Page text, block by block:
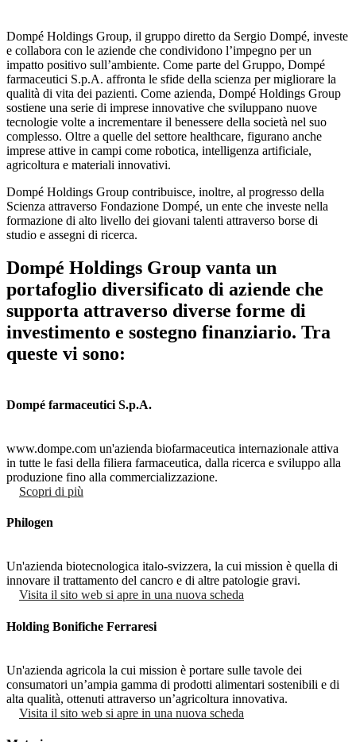
Dompé Holdings Group, il gruppo diretto da Sergio Dompé, investe
e collabora con le aziende che condividono l’impegno per un
impatto positivo sull’ambiente. Come parte del Gruppo, Dompé
farmaceutici S.p.A. affronta le sfide della scienza per migliorare la
qualità di vita dei pazienti. Come azienda, Dompé Holdings Group
sostiene una serie di imprese innovative che sviluppano nuove
tecnologie volte a incrementare il benessere della società nel suo
complesso. Oltre a quelle del settore healthcare, figurano anche
imprese attive in campi come robotica, intelligenza artificiale,
agricoltura e materiali innovativi.
Dompé Holdings Group contribuisce, inoltre, al progresso della
Scienza attraverso Fondazione Dompé, un ente che investe nella
formazione di alto livello dei giovani talenti attraverso borse di
studio e assegni di ricerca.
Dompé Holdings Group vanta un
portafoglio diversificato di aziende che
supporta attraverso diverse forme di
investimento e sostegno finanziario. Tra
queste vi sono:
Dompé farmaceutici S.p.A.
www.dompe.com un'azienda biofarmaceutica internazionale attiva
in tutte le fasi della filiera farmaceutica, dalla ricerca e sviluppo alla
produzione fino alla commercializzazione.
Scopri di più
Philogen
Un'azienda biotecnologica italo-svizzera, la cui mission è quella di
innovare il trattamento del cancro e di altre patologie gravi.
Visita il sito web si apre in una nuova scheda
Holding Bonifiche Ferraresi
Un'azienda agricola la cui mission è portare sulle tavole dei
consumatori un’ampia gamma di prodotti alimentari sostenibili e di
alta qualità, ottenuti attraverso un’agricoltura innovativa.
Visita il sito web si apre in una nuova scheda